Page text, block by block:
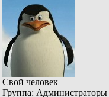
Свой человек
Группа: Администраторы